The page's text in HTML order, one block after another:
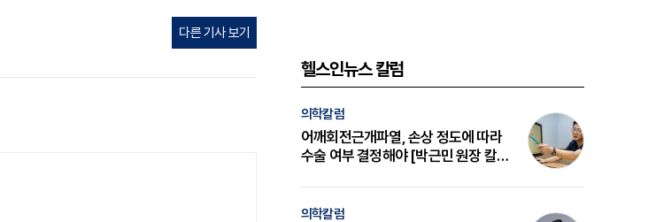
다른 기사 보기
헬스인뉴스 칼럼
의학칼럼
어깨회전근개파열, 손상 정도에 따라
수술 여부 결정해야 [박근민 원장 칼
의학칼럼